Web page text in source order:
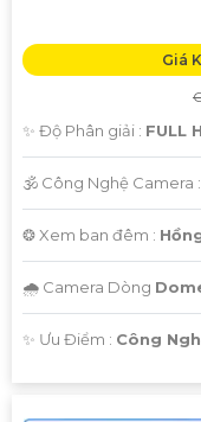
Giá
✨ Độ Phân giải : FULL
🕉️ Công Nghệ Camera :
❂ Xem ban đêm :
🌧️ Camera Dòng
️✨ Ưu Điểm : Công